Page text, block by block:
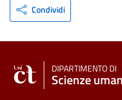
Condividi
DIPARTIMENTO DI
Scienze